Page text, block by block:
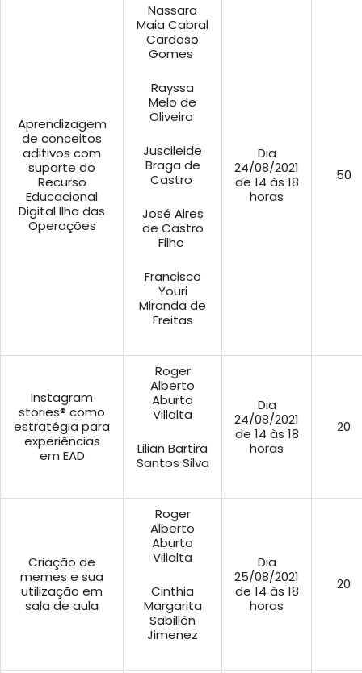
Aprendizagem
de conceitos
aditivos com
suporte do
Recurso
Educacional
Digital Ilha das
Operações
Nassara
Maia Cabral
Cardoso
Gomes
Rayssa
Melo de
Oliveira
Juscileide
Braga de
Castro
José Aires
de Castro
Filho
Francisco
Youri
Miranda de
Freitas
Dia
24/08/2021
de 14 às 18
horas
50
Instagram
stories® como
estratégia para
experiências
em EAD
Roger
Alberto
Aburto
Villalta
Lilian Bartira
Santos Silva
Dia
24/08/2021
de 14 às 18
horas
20
Criação de
memes e sua
utilização em
sala de aula
Roger
Alberto
Aburto
Villalta
Cinthia
Margarita
Sabillón
Jimenez
Dia
25/08/2021
de 14 às 18
horas
20